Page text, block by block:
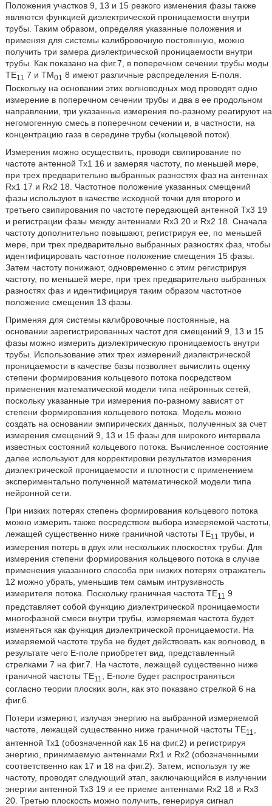
Положения участков 9, 13 и 15 резкого изменения фазы также
являются функцией диэлектрической проницаемости внутри
трубы. Таким образом, определяя указанные положения и
применяя для системы калибровочную постоянную, можно
получить три замера диэлектрической проницаемости внутри
трубы. Как показано на фиг.7, в поперечном сечении трубы моды
ТЕ11 7 и TM01 8 имеют различные распределения Е-поля.
Поскольку на основании этих волноводных мод проводят одно
измерение в поперечном сечении трубы и два в ее продольном
направлении, три указанные измерения по-разному реагируют на
негомогенную смесь в поперечном сечении и, в частности, на
концентрацию газа в середине трубы (кольцевой поток).
Измерения можно осуществить, проводя свипирование по
частоте антенной Тх1 16 и замеряя частоту, по меньшей мере,
при трех предварительно выбранных разностях фаз на антеннах
Rx1 17 и Rx2 18. Частотное положение указанных смещений
фазы используют в качестве исходной точки для второго и
третьего свипирования по частоте передающей антенной Тх3 19
и регистрации фазы между антеннами Rx3 20 и Rx2 18. Сначала
частоту дополнительно повышают, регистрируя ее, по меньшей
мере, при трех предварительно выбранных разностях фаз, чтобы
идентифицировать частотное положение смещения 15 фазы.
Затем частоту понижают, одновременно с этим регистрируя
частоту, по меньшей мере, при трех предварительно выбранных
разностях фаз и идентифицируя таким образом частотное
положение смещения 13 фазы.
Применяя для системы калибровочные постоянные, на
основании зарегистрированных частот для смещений 9, 13 и 15
фазы можно измерить диэлектрическую проницаемость внутри
трубы. Использование этих трех измерений диэлектрической
проницаемости в качестве базы позволяет вычислить оценку
степени формирования кольцевого потока посредством
применения математической модели типа нейронных сетей,
поскольку указанные три измерения по-разному зависят от
степени формирования кольцевого потока. Модель можно
создать на основании эмпирических данных, полученных за счет
измерения смещений 9, 13 и 15 фазы для широкого интервала
известных состояний кольцевого потока. Вычисленное состояние
далее используют для корректировки результатов измерения
диэлектрической проницаемости и плотности с применением
экспериментально полученной математической модели типа
нейронной сети.
При низких потерях степень формирования кольцевого потока
можно измерить также посредством выбора измеряемой частоты,
лежащей существенно ниже граничной частоты ТЕ11 трубы, и
измерения потерь в двух или нескольких плоскостях трубы. Для
измерения степени формирования кольцевого потока в случае
применения указанного способа при низких потерях отражатель
12 можно убрать, уменьшив тем самым интрузивность
измерителя потока. Поскольку граничная частота ТЕ11 9
представляет собой функцию диэлектрической проницаемости
многофазной смеси внутри трубы, измеряемая частота будет
изменяться как функция диэлектрической проницаемости. На
измеряемой частоте труба не будет действовать как волновод, в
результате чего Е-поле приобретет вид, представленный
стрелками 7 на фиг.7. На частоте, лежащей существенно ниже
граничной частоты ТЕ11
, Е-поле будет распространяться
согласно теории плоских волн, как это показано стрелкой 6 на
фиг.6.
Потери измеряют, излучая энергию на выбранной измеряемой
частоте, лежащей существенно ниже граничной частоты ТЕ11 ,
антенной Тх1 (обозначенной как 16 на фиг.2) и регистрируя
энергию, принимаемую антеннами Rx1 и Rx2 (обозначенными
соответственно как 17 и 18 на фиг.2). Затем, используя ту же
частоту, проводят следующий этап, заключающийся в излучении
энергии антенной Тх3 19 и ее приеме антеннами Rx2 18 и Rx3
20. Третью плоскость можно получить, генерируя сигнал